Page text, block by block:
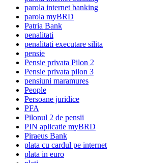
parola internet banking
parola myBRD
Patria Bank
penalitati
penalitati executare silita
pensie
Pensie privata Pilon 2
Pensie privata pilon 3
pensiuni maramures
People
Persoane juridice
PFA
Pilonul 2 de pensii
PIN aplicatie myBRD
Piraeus Bank
plata cu cardul pe internet
plata in euro